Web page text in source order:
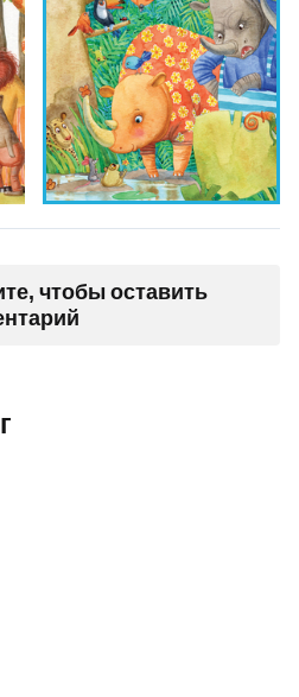
чтобы оставить